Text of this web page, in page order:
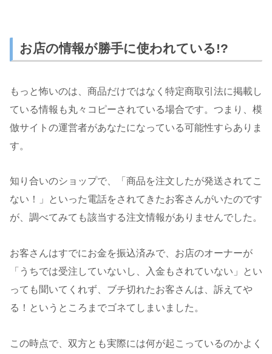
お店の情報が勝手に使われている!?
もっと怖いのは、商品だけではなく特定商取引法に掲載し
ている情報も丸々コピーされている場合です。つまり、模
倣サイトの運営者があなたになっている可能性すらありま
す。
知り合いのショップで、「商品を注文したが発送されてこ
ない！」といった電話をされてきたお客さんがいたのです
が、調べてみても該当する注文情報がありませんでした。
お客さんはすでにお金を振込済みで、お店のオーナーが
「うちでは受注していないし、入金もされていない」とい
っても聞いてくれず、ブチ切れたお客さんは、訴えてや
る！というところまでゴネてしまいました。
この時点で、双方とも実際には何が起こっているのかよく